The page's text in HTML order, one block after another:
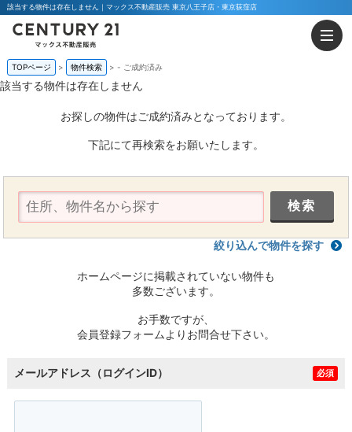
該当する物件は存在しません｜マックス不動産販売 東京八王子店・東京荻窪店
TOPページ 物件検索 - ご成約済み
該当する物件は存在しません
お探しの物件はご成約済みとなっております。
下記にて再検索をお願いたします。
絞り込んで物件を探す
ホームページに掲載されていない物件も
多数ございます。
お手数ですが、
会員登録フォームよりお問合せ下さい。
メールアドレス（ログインID） 必須